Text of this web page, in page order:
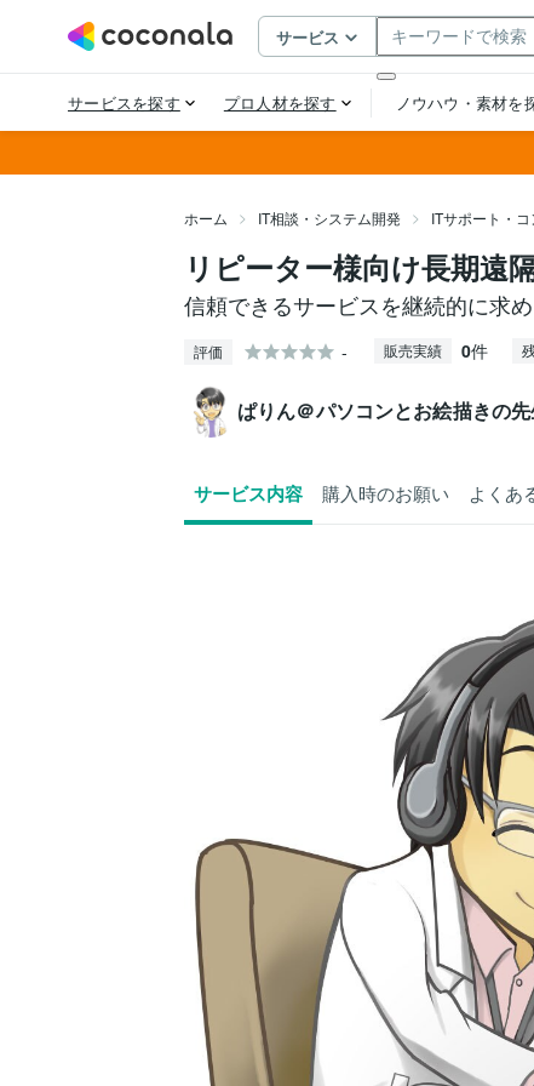
ホーム IT相談・システム開発 ITサポート・
リピーター様向け長期遠
信頼できるサービスを継続的に求
評価 - 販売実績 0件
ぱりん＠パソコンとお絵描きの
サービス内容 購入時のお願い よくあ